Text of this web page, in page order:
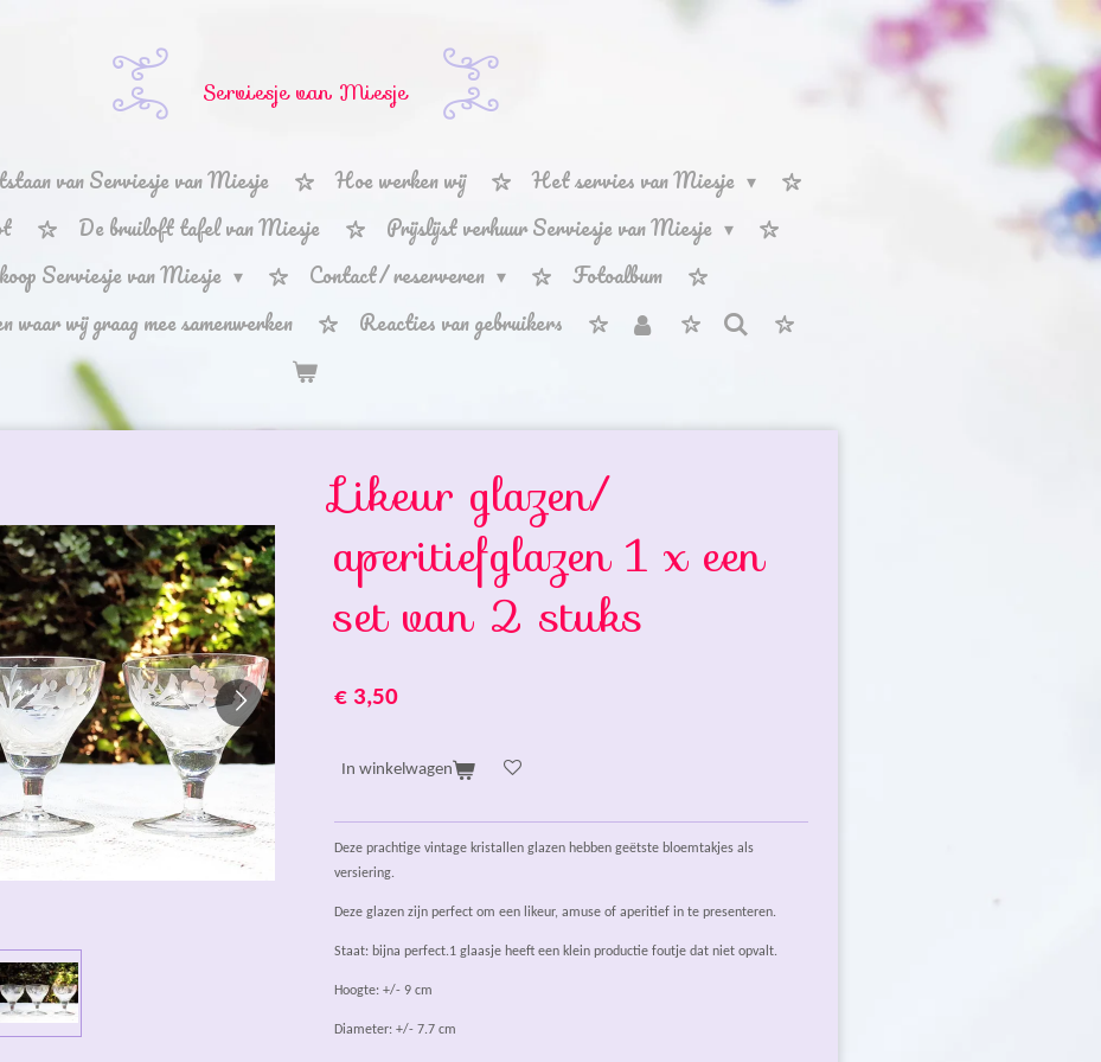
Serviesje van Miesje
van Serviesje van Miesje Hoe werken wij
Het servies van Miesje
De bruiloft tafel van Miesje
Prijslijst verhuur Serviesje van Miesje
Serviesje van Miesje
Contact/ reserveren
Fotoalbum
waar wij graag mee samenwerken
Reacties van gebruikers
Likeur glazen/
aperitiefglazen 1 x een
set van 2 stuks
€ 3,50
In winkelwagen
Deze prachtige vintage kristallen glazen hebben geëtste bloemtakjes als
versiering.
Deze glazen zijn perfect om een likeur, amuse of aperitief in te presenteren.
Staat: bijna perfect.1 glaasje heeft een klein productie foutje dat niet opvalt.
Hoogte: +/- 9 cm
Diameter: +/- 7.7 cm